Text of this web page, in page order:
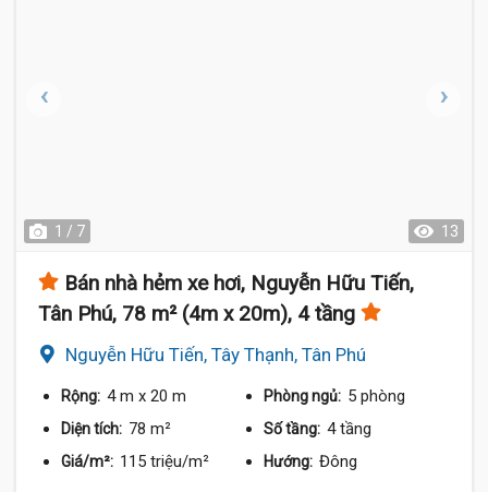
1 / 7 13
Bán nhà hẻm xe hơi, Nguyễn Hữu Tiến,
Tân Phú, 78 m² (4m x 20m), 4 tầng
Nguyễn Hữu Tiến, Tây Thạnh, Tân Phú
Rộng: 4 m x 20 m Phòng ngủ: 5 phòng
Diện tích: 78 m² Số tầng: 4 tầng
Giá/m²: 115 triệu/m² Hướng: Đông